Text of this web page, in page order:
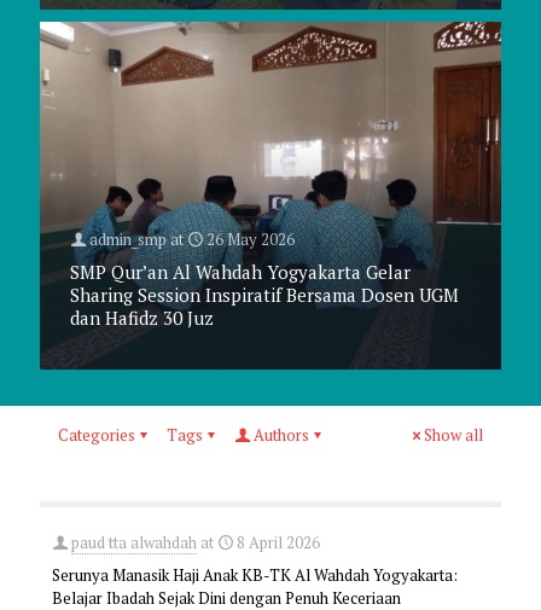
admin_smpat 26 May 2026
SMP Qur’an Al Wahdah Yogyakarta Gelar
Sharing Session Inspiratif Bersama Dosen UGM
dan Hafidz 30 Juz
admin_smp at 23 April 2026
Semarak Daurah Qur’an & Bahasa Arab SMP
Qur’an Al Wahdah Selama Dua Pekan
Categories Tags Authors Show all
paud tta alwahdah at
8 April 2026
Serunya Manasik Haji Anak KB-TK Al Wahdah Yogyakarta:
Belajar Ibadah Sejak Dini dengan Penuh Keceriaan